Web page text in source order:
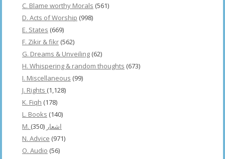
C. Blame worthy Morals (561)
D. Acts of Worship (998)
E. States (669)
F. Zikir & fikr (562)
G. Dreams & Unveiling (62)
H. Whispering & random thoughts (673)
I. Miscellaneous (99)
J. Rights (1,128)
K. Fiqh (178)
L. Books (140)
M. اشعار (350)
N. Advice (971)
O. Audio (56)